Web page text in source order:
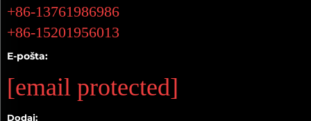
+86-13761986986
+86-15201956013
E-pošta:
[email protected]
Dodaj: